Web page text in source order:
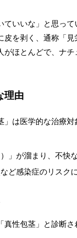
いいな」と思って
を剥く、通称「
ほとんどで、ナ
理由
は医学的な治療対
」が溜まり、不快
ど感染症のリスクに
性包茎」と診断